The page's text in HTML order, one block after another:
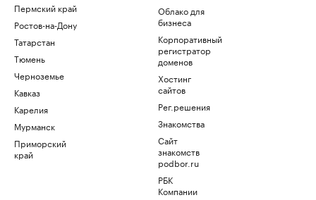
Пермский край
Ростов-на-Дону
Татарстан
Тюмень
Черноземье
Кавказ
Карелия
Мурманск
Приморский
край
Облако для
бизнеса
Корпоративный
регистратор
доменов
Хостинг
сайтов
Рег.решения
Знакомства
Сайт
знакомств
podbor.ru
РБК
Компании